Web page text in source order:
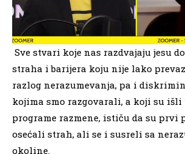
Sve stvari koje nas razdvajaju jesu
straha i barijera koju nije lako
razlog nerazumevanja, pa i
kojima smo razgovarali, a koji su
programe razmene, ističu da su prvi
osećali strah, ali se i susreli sa
okoline.